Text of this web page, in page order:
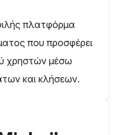
πλατφόρμα
που προσφέρει
χρηστών μέσω
και κλήσεων.